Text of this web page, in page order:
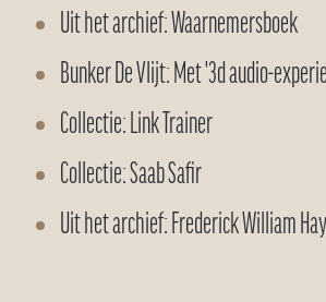
Uit het archief: Waarnemersboek
Bunker De Vlijt: Met '3d audio-
Collectie: Link Trainer
Collectie: Saab Safir
Uit het archief: Frederick William